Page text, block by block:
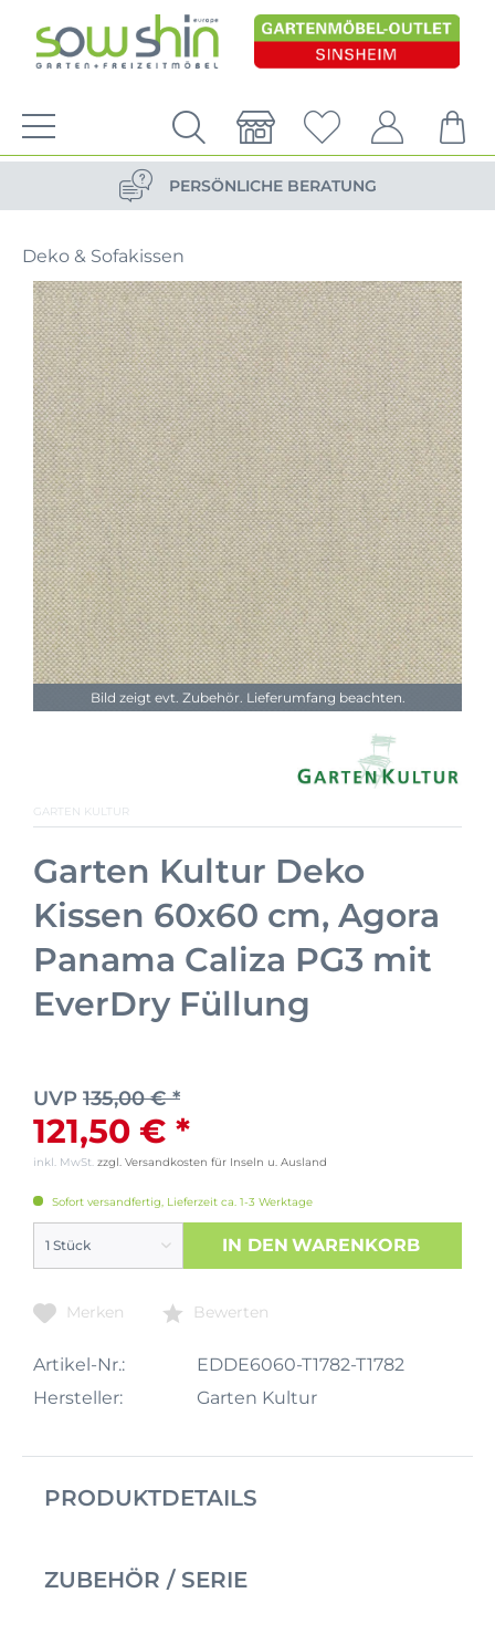
VERSANDKOSTENFREIE LIEFERUNG
PERSÖNLICHE BERATUNG
VERSANDKOSTENFREIE LIEFERUNG
PERSÖNLICHE BERATUNG
Deko & Sofakissen
Bild zeigt evt. Zubehör. Lieferumfang beachten.
GARTEN KULTUR
Garten Kultur Deko
Kissen 60x60 cm, Agora
Panama Caliza PG3 mit
EverDry Füllung
UVP 135,00 € *
121,50 € *
inkl. MwSt. zzgl. Versandkosten für Inseln u. Ausland
Sofort versandfertig, Lieferzeit ca. 1-3 Werktage
IN DEN WARENKORB
Merken Bewerten
Artikel-Nr.:
EDDE6060-T1782-T1782
Hersteller:
Garten Kultur
PRODUKTDETAILS
ZUBEHÖR / SERIE